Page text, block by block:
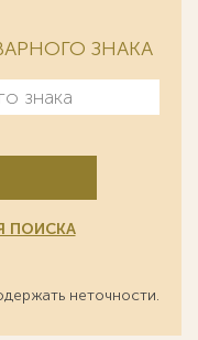
ЗНАКА
ПОИСКА
неточности.